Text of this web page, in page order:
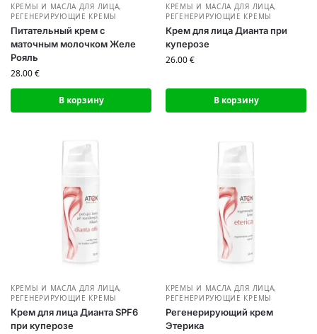
КРЕМЫ И МАСЛА ДЛЯ ЛИЦА,
РЕГЕНЕРИРУЮЩИЕ КРЕМЫ
Питательный крем с
маточным молочком Желе
Рояль
28.00€
В корзину
КРЕМЫ И МАСЛА ДЛЯ ЛИЦА,
РЕГЕНЕРИРУЮЩИЕ КРЕМЫ
Крем для лица Дианта при
куперозе
26.00€
В корзину
КРЕМЫ И МАСЛА ДЛЯ ЛИЦА,
РЕГЕНЕРИРУЮЩИЕ КРЕМЫ
Крем для лица Дианта SPF6
при куперозе
КРЕМЫ И МАСЛА ДЛЯ ЛИЦА,
РЕГЕНЕРИРУЮЩИЕ КРЕМЫ
Регенерирующий крем
Этерика